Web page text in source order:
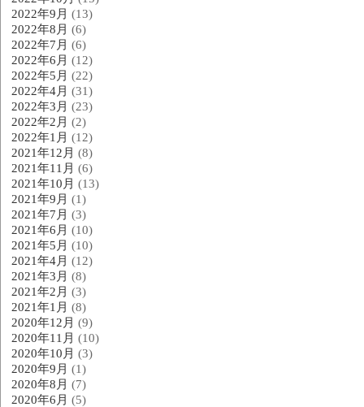
2022年9月 (13)
2022年8月 (6)
2022年7月 (6)
2022年6月 (12)
2022年5月 (22)
2022年4月 (31)
2022年3月 (23)
2022年2月 (2)
2022年1月 (12)
2021年12月 (8)
2021年11月 (6)
2021年10月 (13)
2021年9月 (1)
2021年7月 (3)
2021年6月 (10)
2021年5月 (10)
2021年4月 (12)
2021年3月 (8)
2021年2月 (3)
2021年1月 (8)
2020年12月 (9)
2020年11月 (10)
2020年10月 (3)
2020年9月 (1)
2020年8月 (7)
2020年6月 (5)